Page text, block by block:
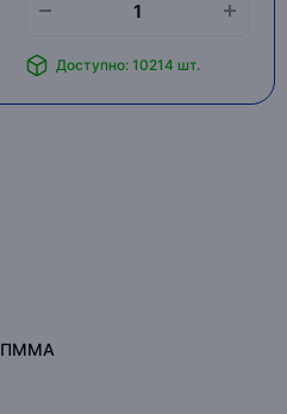
Доступно: 10214 шт.
ПММА